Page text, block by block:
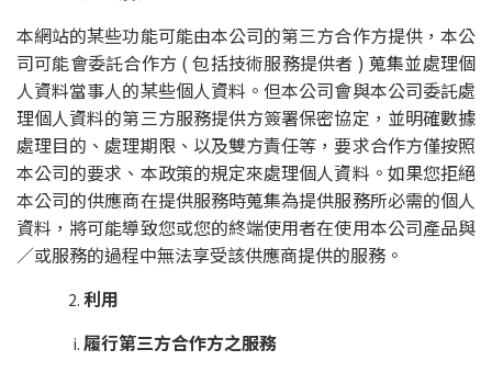
本網站的某些功能可能由本公司的第三方合作方提供，本公
司可能會委託合作方 ( 包括技術服務提供者 ) 蒐集並處理個
人資料當事人的某些個人資料。但本公司會與本公司委託處
理個人資料的第三方服務提供方簽署保密協定，並明確數據
處理目的、處理期限、以及雙方責任等，要求合作方僅按照
本公司的要求、本政策的規定來處理個人資料。如果您拒絕
本公司的供應商在提供服務時蒐集為提供服務所必需的個人
資料，將可能導致您或您的終端使用者在使用本公司產品與
／或服務的過程中無法享受該供應商提供的服務。
利用
履行第三方合作方之服務